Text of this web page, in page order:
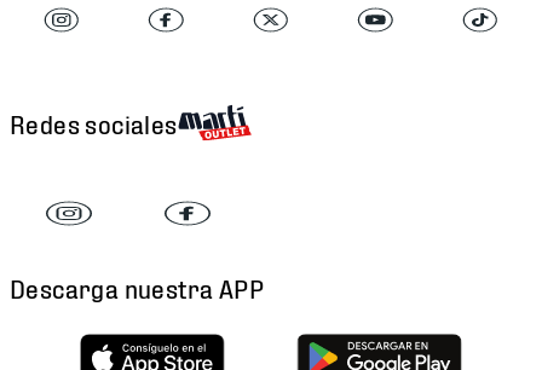
Redes sociales
Descarga nuestra APP